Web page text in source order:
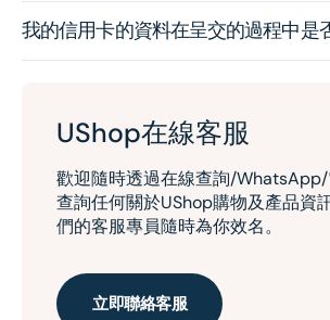
我的信用卡的資料在呈交的過程中是
UShop在線客服
歡迎隨時透過在線查詢/
查詢任何關於UShop購物及產品資
們的客服專員隨時為你效名。
立即聯絡客服